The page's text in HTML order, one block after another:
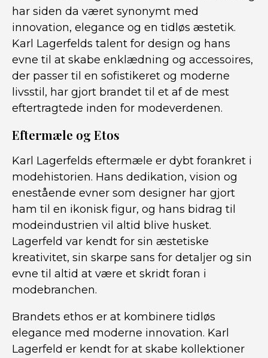
har siden da været synonymt med
innovation, elegance og en tidløs æstetik.
Karl Lagerfelds talent for design og hans
evne til at skabe enklædning og accessoires,
der passer til en sofistikeret og moderne
livsstil, har gjort brandet til et af de mest
eftertragtede inden for modeverdenen.
Eftermæle og Etos
Karl Lagerfelds eftermæle er dybt forankret i
modehistorien. Hans dedikation, vision og
enestående evner som designer har gjort
ham til en ikonisk figur, og hans bidrag til
modeindustrien vil altid blive husket.
Lagerfeld var kendt for sin æstetiske
kreativitet, sin skarpe sans for detaljer og sin
evne til altid at være et skridt foran i
modebranchen.
Brandets ethos er at kombinere tidløs
elegance med moderne innovation. Karl
Lagerfeld er kendt for at skabe kollektioner